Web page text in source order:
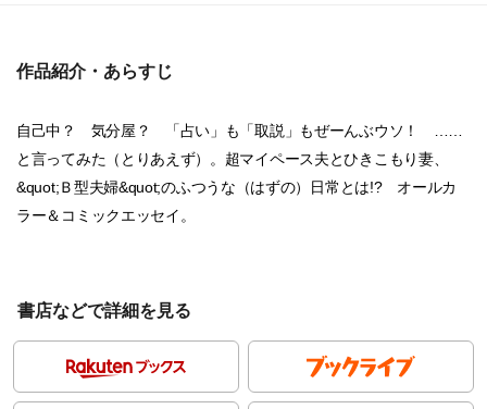
作品紹介・あらすじ
自己中？ 気分屋？ 「占い」も「取説」もぜーんぶウソ！ ……
と言ってみた（とりあえず）。超マイペース夫とひきこもり妻、
&quot;Ｂ型夫婦&quot;のふつうな（はずの）日常とは!? オールカ
ラー＆コミックエッセイ。
書店などで詳細を見る